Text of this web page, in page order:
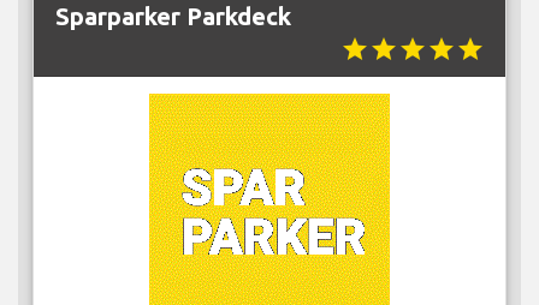
Sparparker Parkdeck
starstarstarstarstar